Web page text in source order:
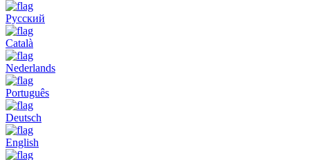
Русский
Català
Nederlands
Português
Deutsch
English